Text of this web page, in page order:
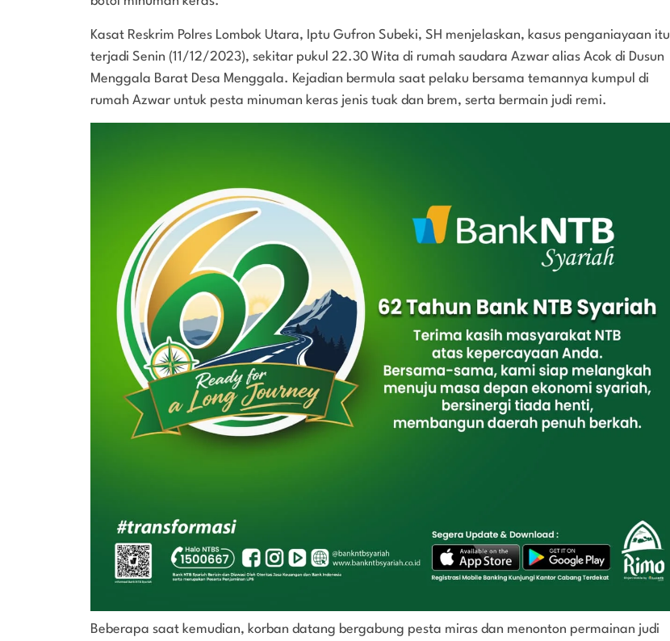
Kasat Reskrim Polres Lombok Utara, Iptu Gufron Subeki, SH menjelaskan, kasus penganiayaan itu
terjadi Senin (11/12/2023), sekitar pukul 22.30 Wita di rumah saudara Azwar alias Acok di Dusun
Menggala Barat Desa Menggala. Kejadian bermula saat pelaku bersama temannya kumpul di
rumah Azwar untuk pesta minuman keras jenis tuak dan brem, serta bermain judi remi.
Beberapa saat kemudian, korban datang bergabung pesta miras dan menonton permainan judi